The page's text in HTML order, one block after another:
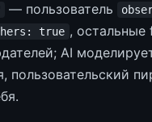
— пользователь
true , остальные
AI
пользовательский